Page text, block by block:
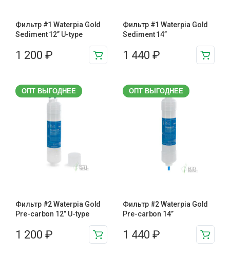
Фильтр #1 Waterpia Gold
Sediment 12” U-type
1 200 ₽
Фильтр #1 Waterpia Gold
Sediment 14”
1 440 ₽
ОПТ ВЫГОДНЕЕ
Фильтр #2 Waterpia Gold
Pre-carbon 12” U-type
1 200 ₽
ОПТ ВЫГОДНЕЕ
Фильтр #2 Waterpia Gold
Pre-carbon 14”
1 440 ₽